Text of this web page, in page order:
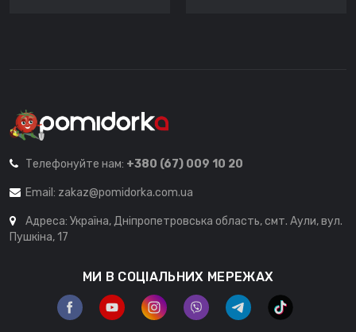
Телефонуйте нам: +380 (67) 009 10 20
Email: zakaz@pomidorka.com.ua
Адреса: Україна, Дніпропетровська область, смт. Аули, вул.
Пушкіна, 17
МИ В СОЦІАЛЬНИХ МЕРЕЖАХ